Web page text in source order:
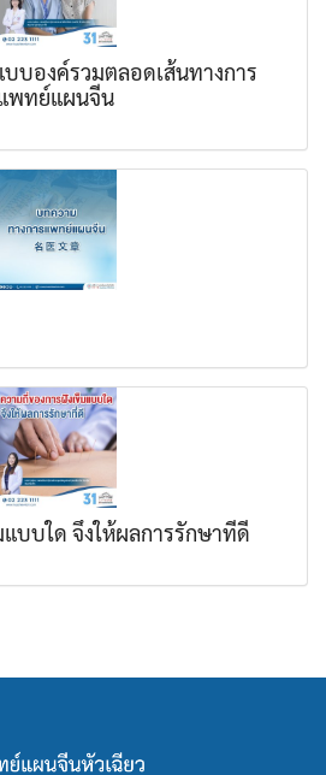
บองค์รวมตลอดเส้นทางการ
พทย์แผนจีน
บบใด จึงให้ผลการรักษาที่ดี